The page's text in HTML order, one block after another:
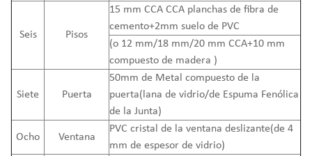
Seis Pisos
15 mm CCA CCA planchas de fibra de
cemento+2mm suelo de PVC
(o 12 mm/18 mm/20 mm CCA+10 mm
compuesto de madera )
Siete Puerta
50mm de Metal compuesto de la
puerta(lana de vidrio/de Espuma Fenólica
de la Junta)
Ocho Ventana
PVC cristal de la ventana deslizante(de 4
mm de espesor de vidrio)